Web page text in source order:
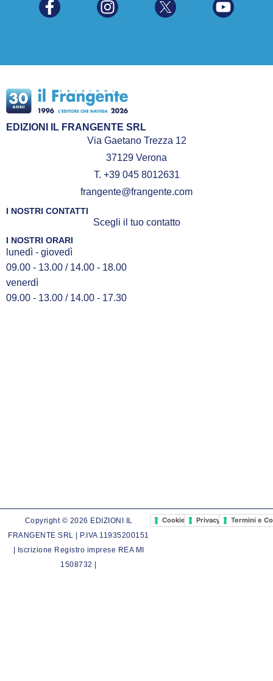
EDIZIONI IL FRANGENTE SRL
Via Gaetano Trezza 12
37129 Verona
T. +39 045 8012631
frangente@frangente.com
I NOSTRI CONTATTI
Scegli il tuo contatto
I NOSTRI ORARI
lunedì - giovedì
09.00 - 13.00 / 14.00 - 18.00
venerdì
09.00 - 13.00 / 14.00 - 17.30
Copyright © 2026 EDIZIONI IL
FRANGENTE SRL | P.IVA 11935200151
| Iscrizione Registro imprese REA MI
1508732 |
Cookie PolicyPrivacy PolicyTermini e